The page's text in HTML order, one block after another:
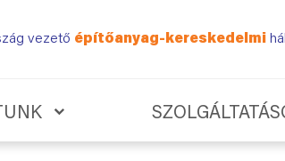
vezető építőanyag-kereskedelmi